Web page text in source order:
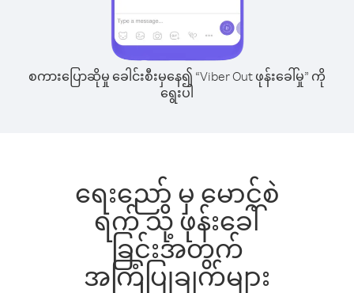
စကားပြောဆိုမှု ခေါင်းစီးမှနေ၍ “Viber Out ဖုန်းခေါ်မှု” ကို
ရွေးပါ
ရေးညော် မှ မောင့်စဲ
ရက် သို့ ဖုန်းခေါ်
ခြင်းအတွက်
အကြံပြုချက်များ